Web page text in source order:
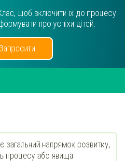
щоб включити їх до процесу
про успіхи дітей.
Запросити
загальний напрямок розвитку,
процесу або явища